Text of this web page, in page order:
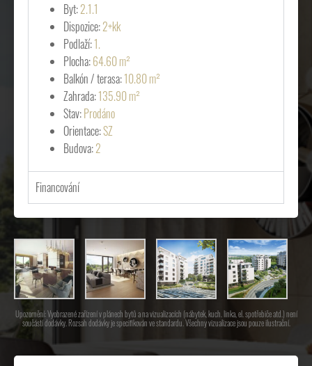
Byt:2.1.1
Dispozice:2+kk
Podlaží:1.
Plocha:64.60 m²
Balkón / terasa:10.80 m²
Zahrada:135.90 m²
Stav:Prodáno
Orientace:SZ
Budova:2
Financování
Upozornění: Vyobrazené zařízení v plánech bytů a na vizualizacích (nábytek, kuch. linka, el. spotřebiče atd.) není
součástí dodávky. Rozsah dodávky je specifikován ve standardu. Všechny vizualizace jsou pouze ilustrační.